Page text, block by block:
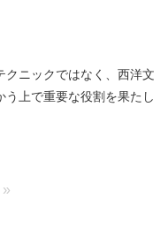
クニックではなく、西洋文
上で重要な役割を果たし
»